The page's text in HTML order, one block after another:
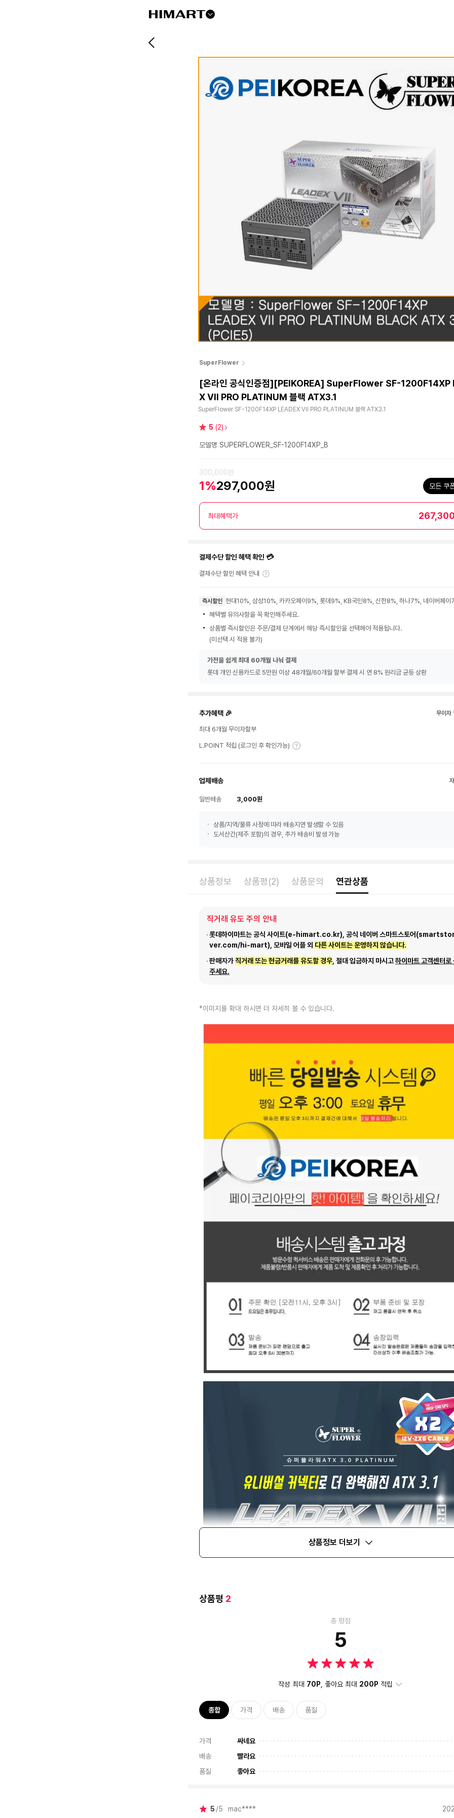
SuperFlower
[온라인 공식인증점][PEIKOREA] SuperFlower SF-1200F14XP
X VII PRO PLATINUM 블랙 ATX3.1
SuperFlower SF-1200F14XP LEADEX VII PRO PLATINUM 블랙 ATX3.1
별 5 (2)
모델명 SUPERFLOWER_SF-1200F14XP_B
300,000원
1%297,000원 모든 쿠
최대혜택가
결제수단 할인 혜택 확인 💳
결제수단 할인 혜택 안내
즉시할인 현대10%, 삼성10%, 카카오페이9%, 롯데9%, KB국민8%, 신한8%, 하나7%, 네이버페이
혜택별 유의사항을 꼭 확인해주세요.
상품별 즉시할인은 주문/결제 단계에서 해당 즉시할인을 선택해야 적용됩니다.
(미선택 시 적용 불가)
가전을 쉽게 최대 60개월 나눠 결제
롯데 개인 신용카드로 5만원 이상 48개월/60개월 할부 결제 시 연 8% 원리금 균등 상환
추가혜택 🎉 무이자
최대 6개월 무이자할부
L.POINT 적립 (로그인 후 확인가능)
업체배송
일반배송 3,000원
상품/지역/물류 사정에 따라 배송지연 발생할 수 있음
도서산간(제주 포함)의 경우, 추가 배송비 발생 가능
상품정보 상품평(2) 상품문의 연관상품
직거래 유도 주의 안내
롯데하이마트는 공식 사이트(e-himart.co.kr), 공식 네이버 스마트스토어
ver.com/hi-mart), 모바일 어플 외 다른 사이트는 운영하지 않습니다.
판매자가직거래 또는 현금거래를 유도할 경우 , 절대 입금하지 마시고하이마트 고객센터로
주세요.
*이미지를 확대 하시면 더 자세히 볼 수 있습니다.
상품정보 더보기
상품평 2
총 평점
5
작성 최대 70P , 좋아요 최대 200P 적립
종합 가격 배송 품질
가격 싸네요
배송
빨라요
품질
좋아요
5 5 mac****